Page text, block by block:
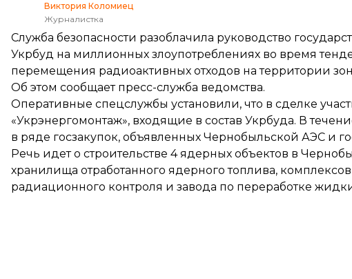
Виктория Коломиец
Журналистка
Служба безопасности разоблачила руководство
Укрбуд на миллионных злоупотреблениях во время
перемещения радиоактивных отходов на территории
Об этом сообщаетпресс-служба ведомства.
Оперативные спецслужбы установили, что в сделке
«Укрэнергомонтаж», входящие в состав Укрбуда. В
в ряде госзакупок, объявленных Чернобыльской АЭС и
Речь идет о строительстве 4 ядерных объектов в
хранилища отработанного ядерного топлива,
радиационного контроля и завода по переработке